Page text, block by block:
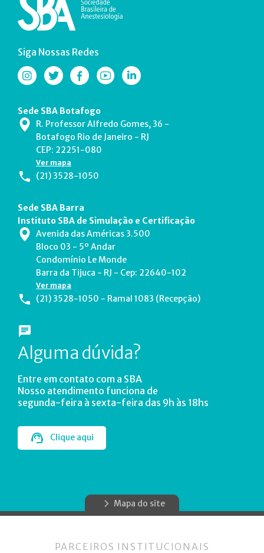
Siga Nossas Redes
Sede SBA Botafogo
R. Professor Alfredo Gomes, 36 -
Botafogo Rio de Janeiro - RJ
CEP: 22251-080
Ver mapa
(21) 3528-1050
Sede SBA Barra
Instituto SBA de Simulação e Certificação
Avenida das Américas 3.500
Bloco 03 - 5º Andar
Condomínio Le Monde
Barra da Tijuca - RJ - Cep: 22640-102
Ver mapa
(21) 3528-1050 - Ramal 1083 (Recepção)
Alguma dúvida?
Entre em contato com a SBA
Nosso atendimento funciona de
segunda-feira à sexta-feira das 9h às 18hs
Clique aqui
Mapa do site
PARCEIROS INSTITUCIONAIS